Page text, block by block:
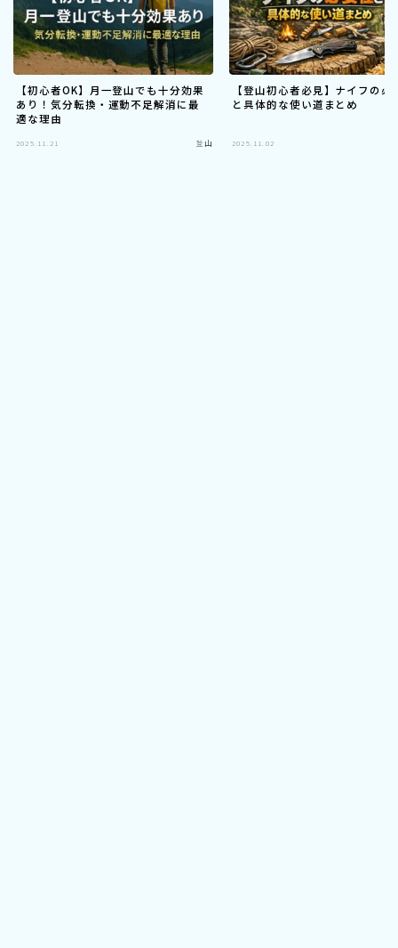
【初心者OK】月一登山でも十分効果
あり！気分転換・運動不足解消に最
適な理由
2025.11.21 登山
【登山初心者必見】ナイフの必
と具体的な使い道まとめ
2025.11.02